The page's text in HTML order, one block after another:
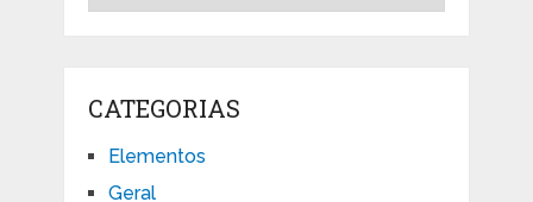
CATEGORIAS
Elementos
Geral